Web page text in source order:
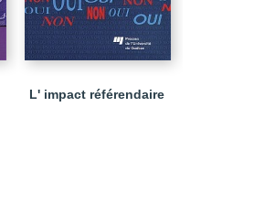
L' impact référendaire